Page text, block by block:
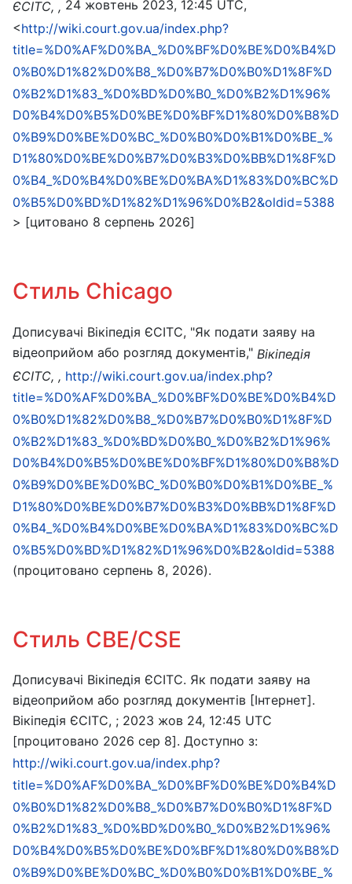
ЄСІТС, , 24 жовтень 2023, 12:45 UTC,
<http://wiki.court.gov.ua/index.php?
title=%D0%AF%D0%BA_%D0%BF%D0%BE%D0%B4%D
0%B0%D1%82%D0%B8_%D0%B7%D0%B0%D1%8F%D
0%B2%D1%83_%D0%BD%D0%B0_%D0%B2%D1%96%
D0%B4%D0%B5%D0%BE%D0%BF%D1%80%D0%B8%D
0%B9%D0%BE%D0%BC_%D0%B0%D0%B1%D0%BE_%
D1%80%D0%BE%D0%B7%D0%B3%D0%BB%D1%8F%D
0%B4_%D0%B4%D0%BE%D0%BA%D1%83%D0%BC%D
0%B5%D0%BD%D1%82%D1%96%D0%B2&oldid=5388
> [цитовано 8 серпень 2026]
Стиль Chicago
Дописувачі Вікіпедія ЄСІТС, "Як подати заяву на
відеоприйом або розгляд документів," Вікіпедія
ЄСІТС, , http://wiki.court.gov.ua/index.php?
title=%D0%AF%D0%BA_%D0%BF%D0%BE%D0%B4%D
0%B0%D1%82%D0%B8_%D0%B7%D0%B0%D1%8F%D
0%B2%D1%83_%D0%BD%D0%B0_%D0%B2%D1%96%
D0%B4%D0%B5%D0%BE%D0%BF%D1%80%D0%B8%D
0%B9%D0%BE%D0%BC_%D0%B0%D0%B1%D0%BE_%
D1%80%D0%BE%D0%B7%D0%B3%D0%BB%D1%8F%D
0%B4_%D0%B4%D0%BE%D0%BA%D1%83%D0%BC%D
0%B5%D0%BD%D1%82%D1%96%D0%B2&oldid=5388
(процитовано серпень 8, 2026).
Стиль CBE/CSE
Дописувачі Вікіпедія ЄСІТС. Як подати заяву на
відеоприйом або розгляд документів [Інтернет].
Вікіпедія ЄСІТС, ; 2023 жов 24, 12:45 UTC
[процитовано 2026 сер 8]. Доступно з:
http://wiki.court.gov.ua/index.php?
title=%D0%AF%D0%BA_%D0%BF%D0%BE%D0%B4%D
0%B0%D1%82%D0%B8_%D0%B7%D0%B0%D1%8F%D
0%B2%D1%83_%D0%BD%D0%B0_%D0%B2%D1%96%
D0%B4%D0%B5%D0%BE%D0%BF%D1%80%D0%B8%D
0%B9%D0%BE%D0%BC_%D0%B0%D0%B1%D0%BE_%